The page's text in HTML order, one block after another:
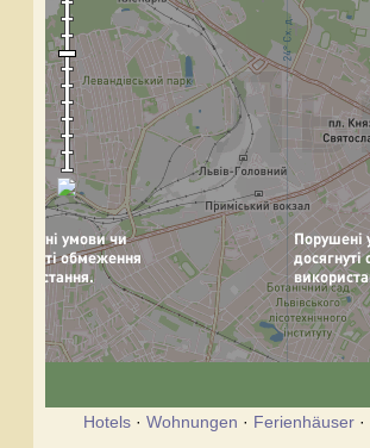
Hotels · Wohnungen · Ferienhäuser ·